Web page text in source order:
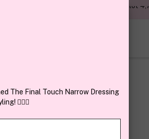
✓ Över 1,5 miljon kunder – Trustpilot 4,7
The Final Touch Narrow Dressing
💇‍♀️✨